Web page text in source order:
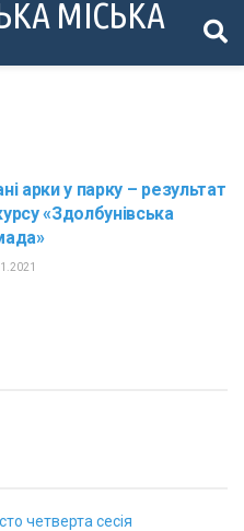
МІСЬКА
арки у парку – результат
«Здолбунівська
четверта сесія